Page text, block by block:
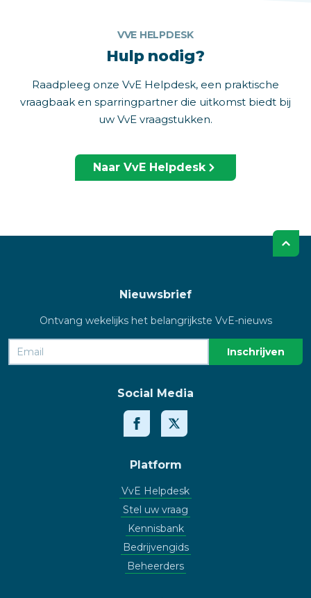
VVE HELPDESK
Hulp nodig?
Raadpleeg onze VvE Helpdesk, een praktische
vraagbaak en sparringpartner die uitkomst biedt bij
uw VvE vraagstukken.
Naar VvE Helpdesk
Nieuwsbrief
Ontvang wekelijks het belangrijkste VvE-nieuws
Social Media
Platform
VvE Helpdesk
Stel uw vraag
Kennisbank
Bedrijvengids
Beheerders